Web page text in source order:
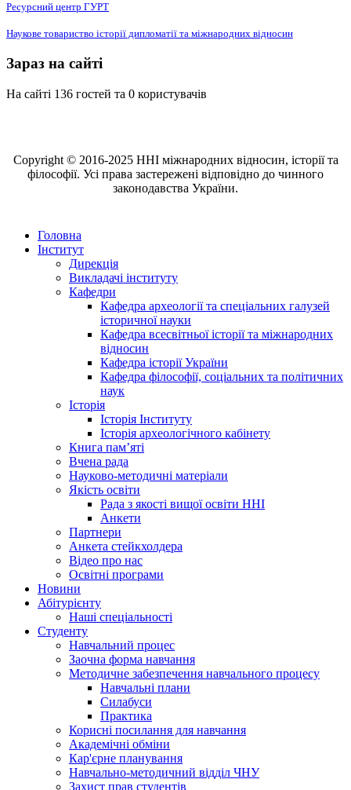
Ресурсний центр ГУРТ
Наукове товариство історії дипломатії та міжнародних відносин
Зараз на сайті
На сайті 136 гостей та 0 користувачів
Copyright © 2016-2025 ННІ міжнародних відносин, історії та
філософії. Усі права застережені відповідно до чинного
законодавства України.
Головна
Інститут
Дирекція
Викладачі інституту
Кафедри
Кафедра археології та спеціальних галузей
історичної науки
Кафедра всесвітньої історії та міжнародних
відносин
Кафедра історії України
Кафедра філософії, соціальних та політичних
наук
Історія
Історія Інституту
Історія археологічного кабінету
Книга памʼяті
Вчена рада
Науково-методичні матеріали
Якість освіти
Рада з якості вищої освіти ННІ
Анкети
Партнери
Анкета стейкхолдера
Відео про нас
Освітні програми
Hовини
Абітурієнту
Наші спеціальності
Студенту
Навчальний процес
Заочна форма навчання
Методичне забезпечення навчального процесу
Навчальні плани
Силабуси
Практика
Корисні посилання для навчання
Академічні обміни
Кар'єрне планування
Навчально-методичний відділ ЧНУ
Захист прав студентів